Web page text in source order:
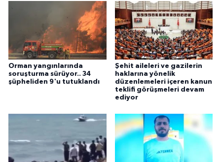
Orman yangınlarında
soruşturma sürüyor.. 34
şüpheliden 9'u tutuklandı
Şehit aileleri ve gazilerin
haklarına yönelik
düzenlemeleri içeren kanun
teklifi görüşmeleri devam
ediyor